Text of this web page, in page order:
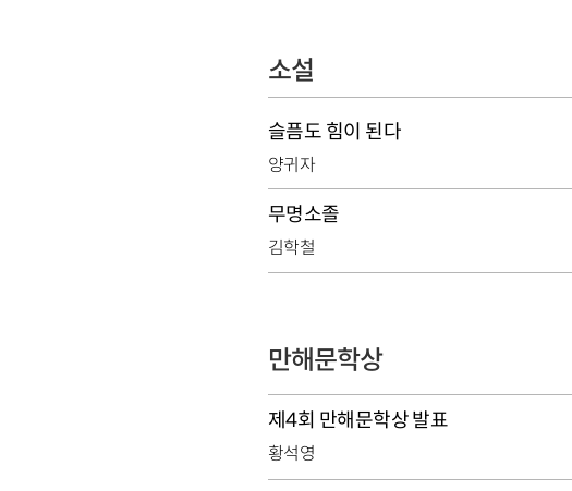
소설
슬픔도 힘이 된다
양귀자
무명소졸
김학철
만해문학상
제4회 만해문학상 발표
황석영